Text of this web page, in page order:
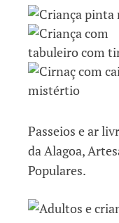
Passeios e ar
da Alagoa,
Populares.